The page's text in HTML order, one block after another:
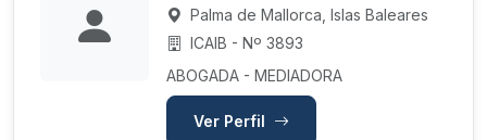
Palma de Mallorca, Islas Baleares
ICAIB - Nº 3893
ABOGADA - MEDIADORA
Ver Perfil